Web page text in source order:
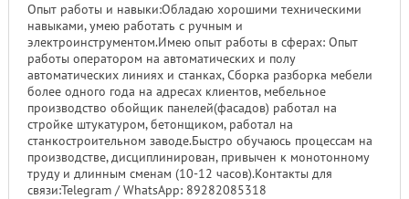
Опыт работы и навыки:Обладаю хорошими техническими
навыками, умею работать с ручным и
электроинструментом.Имею опыт работы в сферах: Опыт
работы оператором на автоматических и полу
автоматических линиях и станках, Сборка разборка мебели
более одного года на адресах клиентов, мебельное
производство обойщик панелей(фасадов) работал на
стройке штукатуром, бетонщиком, работал на
станкостроительном заводе.Быстро обучаюсь процессам на
производстве, дисциплинирован, привычен к монотонному
труду и длинным сменам (10-12 часов).Контакты для
связи:Telegram / WhatsApp: 89282085318